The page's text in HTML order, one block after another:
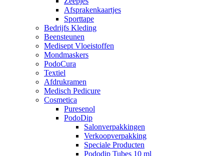
Afsprakenkaartjes
Sporttape
Bedrijfs Kleding
Beensteunen
Medisept Vloeistoffen
Mondmaskers
PodoCura
Textiel
Afdrukramen
Medisch Pedicure
Cosmetica
Puresenol
PodoDip
Salonverpakkingen
Verkoopverpakking
Speciale Producten
Pododip Tubes 10 ml